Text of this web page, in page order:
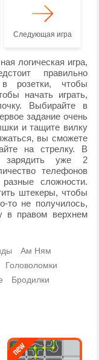
Следующая игра
логическая игра,
правильно
розетки, чтобы
начать играть,
Выбирайте в
задание очень
и тащите вилку
вы сможете
на стрелку. В
зарядить уже 2
телефонов
сложности.
штекеры, чтобы
то не получилось,
в правом верхнем
Ам Ням
Головоломки
Бродилки